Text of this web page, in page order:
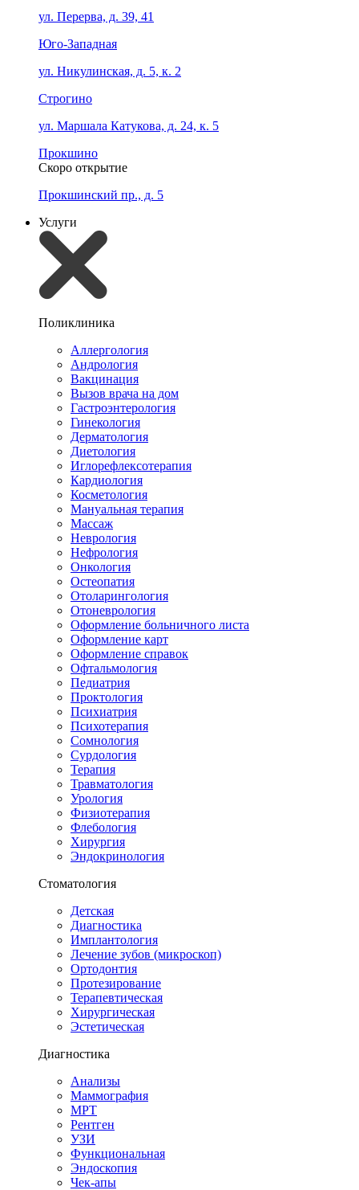
ул. Перерва, д. 39, 41
Юго-Западная
ул. Никулинская, д. 5, к. 2
Строгино
ул. Маршала Катукова, д. 24, к. 5
Прокшино
Скоро открытие
Прокшинский пр., д. 5
Услуги
Поликлиника
Аллергология
Андрология
Вакцинация
Вызов врача на дом
Гастроэнтерология
Гинекология
Дерматология
Диетология
Иглорефлексотерапия
Кардиология
Косметология
Мануальная терапия
Массаж
Неврология
Нефрология
Онкология
Остеопатия
Отоларингология
Отоневрология
Оформление больничного листа
Оформление карт
Оформление справок
Офтальмология
Педиатрия
Проктология
Психиатрия
Психотерапия
Сомнология
Сурдология
Терапия
Травматология
Урология
Физиотерапия
Флебология
Хирургия
Эндокринология
Стоматология
Детская
Диагностика
Имплантология
Лечение зубов (микроскоп)
Ортодонтия
Протезирование
Терапевтическая
Хирургическая
Эстетическая
Диагностика
Анализы
Маммография
МРТ
Рентген
УЗИ
Функциональная
Эндоскопия
Чек-апы